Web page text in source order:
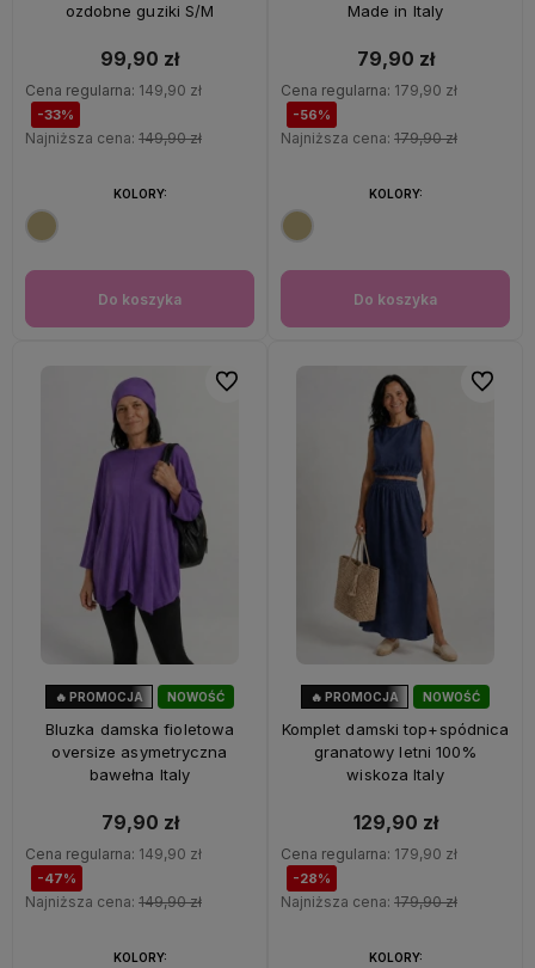
ozdobne guziki S/M
99,90 zł
Cena regularna: 149,90 zł
-33%
Najniższa cena: 149,90 zł
Do koszyka
KOLORY:
Made in Italy
79,90 zł
Cena regularna: 179,90 zł
-56%
Najniższa cena: 179,90 zł
Do koszyka
KOLORY:
NOWOŚĆ
🔥 PROMOCJA
Bluzka damska fioletowa
oversize asymetryczna
bawełna Italy
79,90 zł
Cena regularna: 149,90 zł
-47%
Najniższa cena: 149,90 zł
KOLORY:
Do ulubionych
NOWOŚĆ
🔥 PROMOCJA
Komplet damski top+spódnica
granatowy letni 100%
wiskoza Italy
129,90 zł
Cena regularna: 179,90 zł
-28%
Najniższa cena: 179,90 zł
KOLORY:
Do